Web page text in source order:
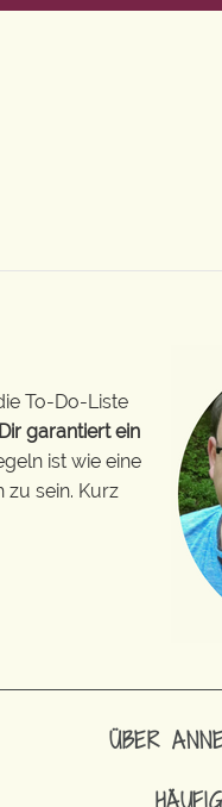
To-Do-Liste
garantiert ein
ist wie eine
zu sein. Kurz
ÜBER